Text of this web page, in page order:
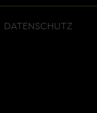
DATENSCHUTZ